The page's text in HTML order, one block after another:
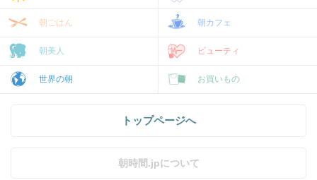
朝ごはん 朝カフェ
朝美人 ビューティ
世界の朝 お買いもの
トップページへ
朝時間.jpについて